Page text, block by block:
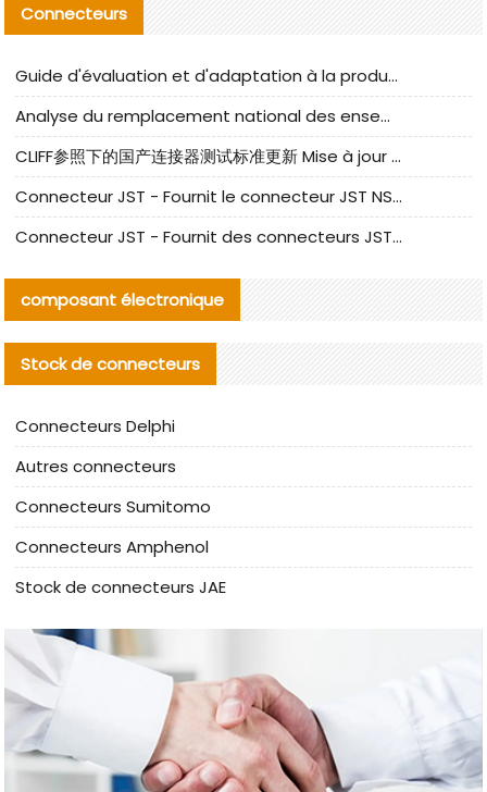
Connecteurs
Guide d'évaluation et d'adaptation à la production des composants de câbles nationaux CNC Tech
Analyse du remplacement national des ensembles de câbles à fréquence élevée I-PEX
CLIFF参照下的国产连接器测试标准更新 Mise à jour des normes de test des connecteurs nationaux sous la référence CLIFF
Connecteur JST - Fournit le connecteur JST NSHR-02V-S original | Équivalent
Connecteur JST - Fournit des connecteurs JST GHR-09V-S authentiques et des produits de remplacement|
composant électronique
Stock de connecteurs
Connecteurs Delphi
Autres connecteurs
Connecteurs Sumitomo
Connecteurs Amphenol
Stock de connecteurs JAE